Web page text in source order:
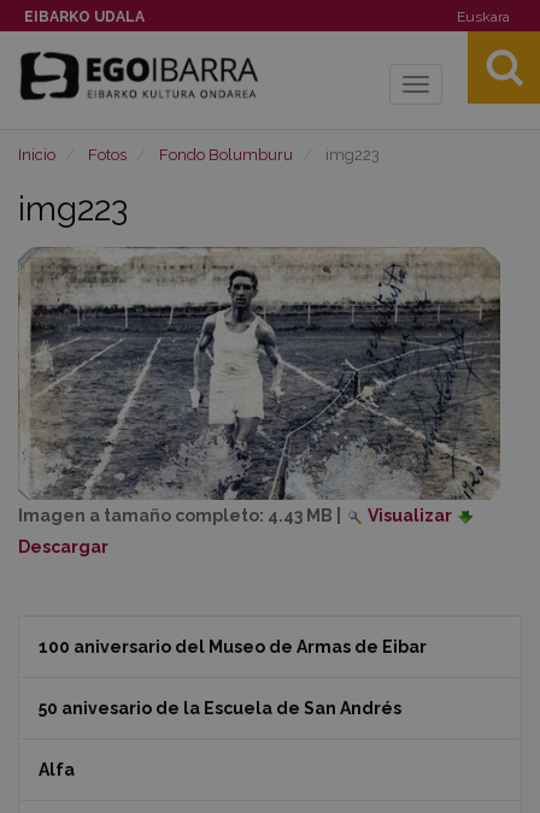
EIBARKO UDALA Euskara
Toggle
Inicio Fotos Fondo Bolumburu img223
img223
Imagen a tamaño completo: 4.43 MB
Visualizar
Descargar
100 aniversario del Museo de Armas de Eibar
50 anivesario de la Escuela de San Andrés
Alfa